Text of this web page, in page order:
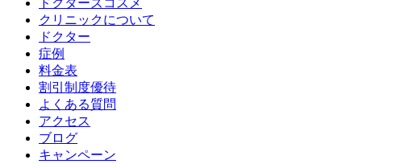
ドクターズコスメ
クリニックについて
ドクター
症例
料金表
割引制度優待
よくある質問
アクセス
ブログ
キャンペーン